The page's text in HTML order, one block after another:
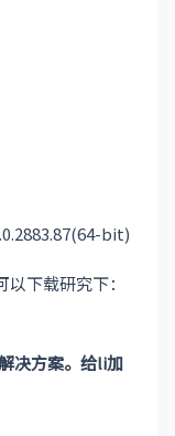
bit)
下载研究下：
决方案。给li加